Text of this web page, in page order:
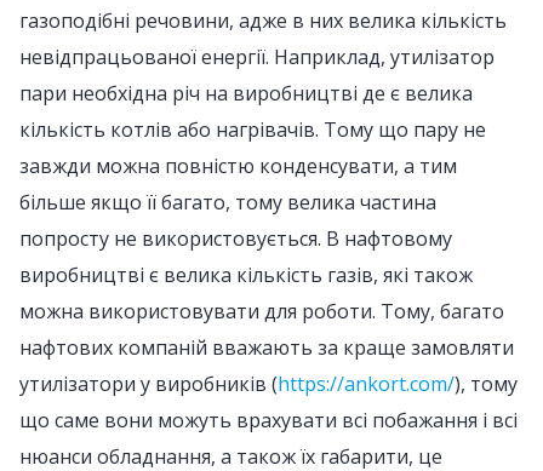
газоподібні речовини, адже в них велика кількість
невідпрацьованої енергії. Наприклад, утилізатор
пари необхідна річ на виробництві де є велика
кількість котлів або нагрівачів. Тому що пару не
завжди можна повністю конденсувати, а тим
більше якщо її багато, тому велика частина
попросту не використовується. В нафтовому
виробництві є велика кількість газів, які також
можна використовувати для роботи. Тому, багато
нафтових компаній вважають за краще замовляти
утилізатори у виробників (https://ankort.com/), тому
що саме вони можуть врахувати всі побажання і всі
нюанси обладнання, а також їх габарити, це